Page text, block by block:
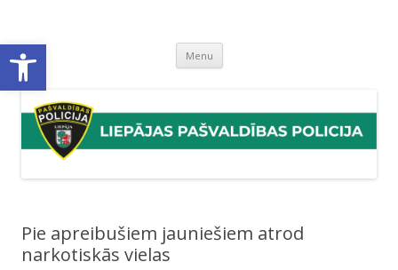
Open toolbar Menu Skip
content
Pie apreibušiem jauniešiem atrod
narkotiskās vielas